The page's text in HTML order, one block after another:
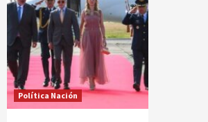
Política Nación